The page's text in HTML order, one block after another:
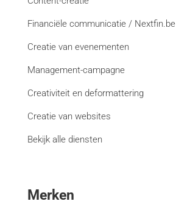
Financiële communicatie / Nextfin.be
Creatie van evenementen
Management-campagne
Creativiteit en deformattering
Creatie van websites
Bekijk alle diensten
Merken